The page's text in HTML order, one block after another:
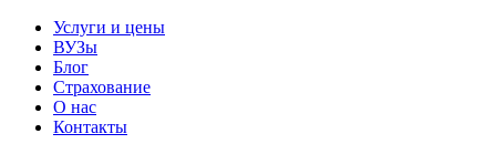
Услуги и цены
ВУЗы
Блог
Страхование
О нас
Контакты